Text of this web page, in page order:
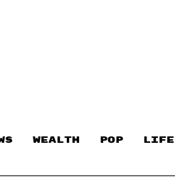
WEALTH POP LIFE